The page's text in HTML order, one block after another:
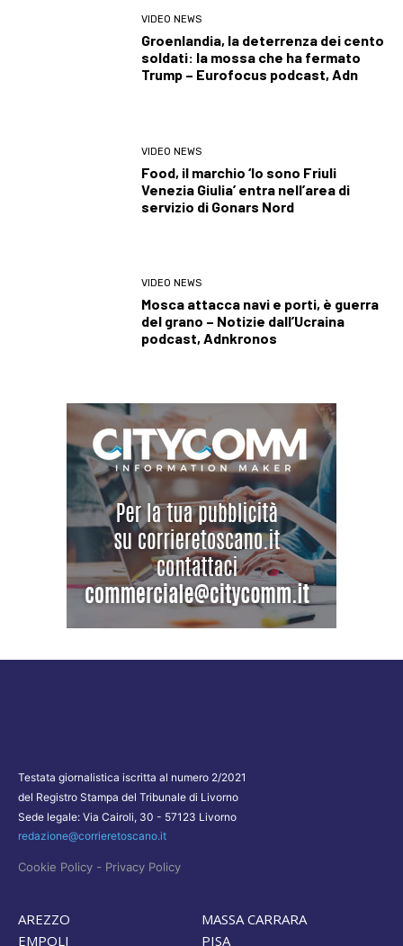
VIDEO NEWS
Groenlandia, la deterrenza dei cento
soldati: la mossa che ha fermato
Trump – Eurofocus podcast, Adn
VIDEO NEWS
Food, il marchio ‘Io sono Friuli
Venezia Giulia’ entra nell’area di
servizio di Gonars Nord
VIDEO NEWS
Mosca attacca navi e porti, è guerra
del grano – Notizie dall’Ucraina
podcast, Adnkronos
Testata giornalistica iscritta al numero 2/2021
del Registro Stampa del Tribunale di Livorno
Sede legale: Via Cairoli, 30 - 57123 Livorno
redazione@corrieretoscano.it
Cookie Policy - Privacy Policy
AREZZO
EMPOLI
MASSA CARRARA
PISA